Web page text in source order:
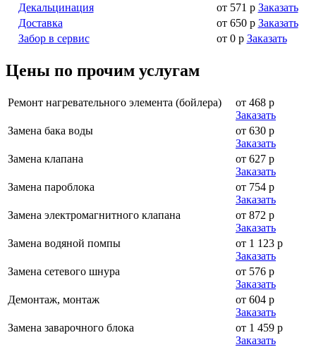
Декальцинация
от 571 р Заказать
Доставка
от 650 р Заказать
Забор в сервис
от 0 р Заказать
Цены по прочим услугам
Ремонт нагревательного элемента (бойлера)
от 468 р
Заказать
Замена бака воды
от 630 р
Заказать
Замена клапана
от 627 р
Заказать
Замена пароблока
от 754 р
Заказать
Замена электромагнитного клапана
от 872 р
Заказать
Замена водяной помпы
от 1 123 р
Заказать
Замена сетевого шнура
от 576 р
Заказать
Демонтаж, монтаж
от 604 р
Заказать
Замена заварочного блока
от 1 459 р
Заказать